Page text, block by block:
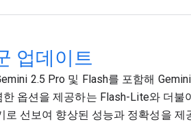
업데이트
2.5 Pro 및 Flash를 포함해
옵션을 제공하는 Flash-Lite와 더불
로 선보여 향상된 성능과 정확성을 제